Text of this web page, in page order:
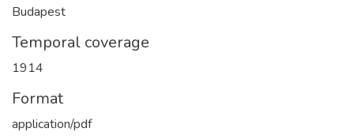
Budapest
Temporal coverage
1914
Format
application/pdf